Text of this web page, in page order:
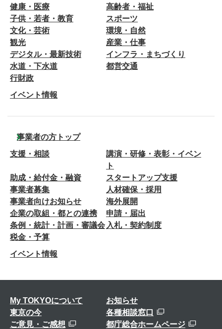
健康・医療
高齢者・福祉
子供・若者・教育
スポーツ
文化・芸術
環境・自然
観光
産業・仕事
デジタル・最新技術
インフラ・まちづくり
水道・下水道
都営交通
行財政
イベント情報
事業者の方トップ
支援・相談
講演・研修・表彰・イベン
ト
助成・給付金・融資
スタートアップ支援
事業者募集
人材確保・採用
事業者向けお知らせ
海外展開
企業の取組・都との連携
申請・届出
条例・統計・計画・審議会 入札・契約制度
税金・予算
イベント情報
My TOKYOについて
お知らせ
東京の今
各種相談窓口
ご意見・ご感想
都庁総合ホームページ